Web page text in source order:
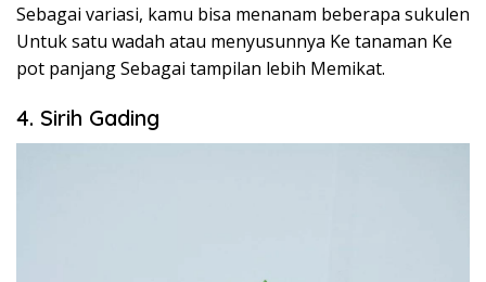
Sebagai variasi, kamu bisa menanam beberapa sukulen
Untuk satu wadah atau menyusunnya Ke tanaman Ke
pot panjang Sebagai tampilan lebih Memikat.
4. Sirih Gading